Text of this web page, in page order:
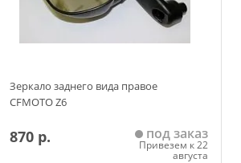
Зеркало заднего вида правое
CFMOTO Z6
870 р. под заказ
Привезем к 22
августа